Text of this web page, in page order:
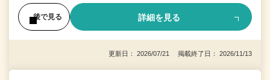
後で見る 詳細を見る
更新日： 2026/07/21 掲載終了日： 2026/11/13